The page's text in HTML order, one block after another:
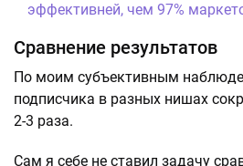
эффективней, чем 97%
Сравнение результатов
По моим субъективным
подписчика в разных нишах
2-3 раза.
Сам я себе не ставил задачу